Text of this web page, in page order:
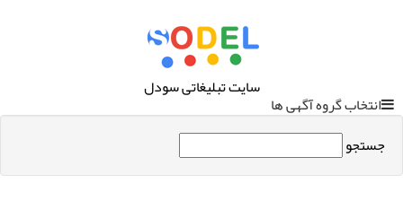
سایت تبلیغاتی سودل
انتخاب گروه آگهی ها
جستجو